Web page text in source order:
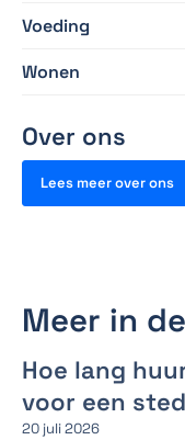
Voeding
Wonen
Over ons
Lees meer over ons
Meer in
Hoe lang
voor een
20 juli 2026